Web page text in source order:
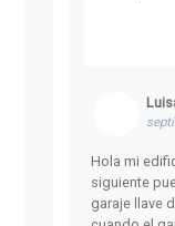
Hola mi
siguiente
garaje llave